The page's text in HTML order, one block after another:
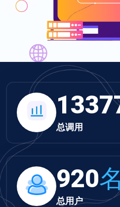
总调用
952
总用户